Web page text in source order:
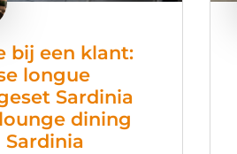
bij een klant:
longue
Sardinia
dining
Sardinia